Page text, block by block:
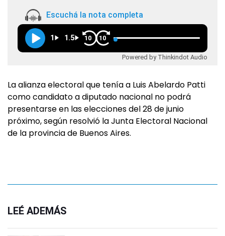
Escuchá la nota completa
1 1.5 10 10
Powered by Thinkindot Audio
La alianza electoral que tenía a Luis Abelardo Patti
como candidato a diputado nacional no podrá
presentarse en las elecciones del 28 de junio
próximo, según resolvió la Junta Electoral Nacional
de la provincia de Buenos Aires.
LEÉ ADEMÁS